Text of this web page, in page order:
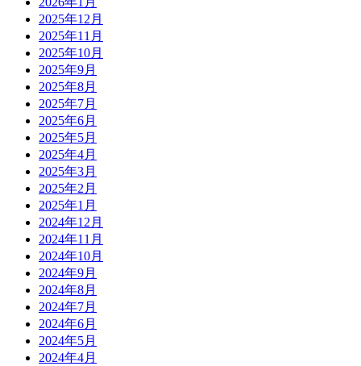
2025年12月
2025年11月
2025年10月
2025年9月
2025年8月
2025年7月
2025年6月
2025年5月
2025年4月
2025年3月
2025年2月
2025年1月
2024年12月
2024年11月
2024年10月
2024年9月
2024年8月
2024年7月
2024年6月
2024年5月
2024年4月